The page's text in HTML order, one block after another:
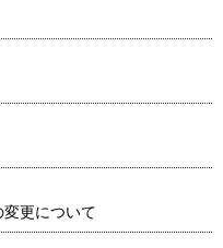
更について